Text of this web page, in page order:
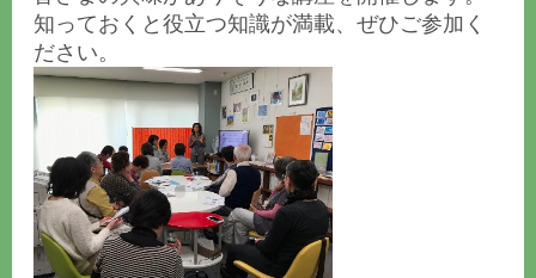
知っておくと役立つ知識が満載、ぜひご参加く
ださい。